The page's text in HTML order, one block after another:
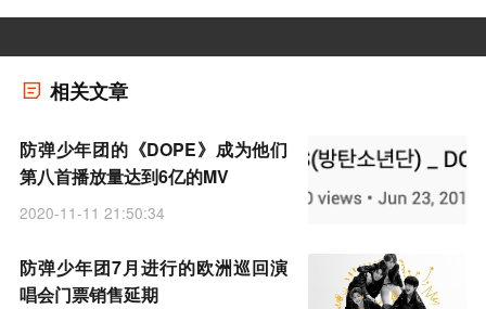
相关文章
防弹少年团的《DOPE》成为他们
第八首播放量达到6亿的MV
2020-11-11 21:50:34
防弹少年团7月进行的欧洲巡回演
唱会门票销售延期